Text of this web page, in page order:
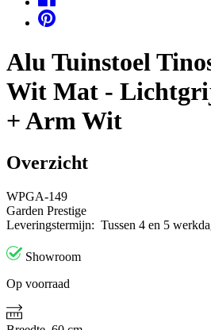
Alu Tuinstoel
Wit Mat -
+ Arm Wit
Overzicht
WPGA-149
Garden Prestige
Leveringstermijn: Tussen 4 en 5
Showroom
Op voorraad